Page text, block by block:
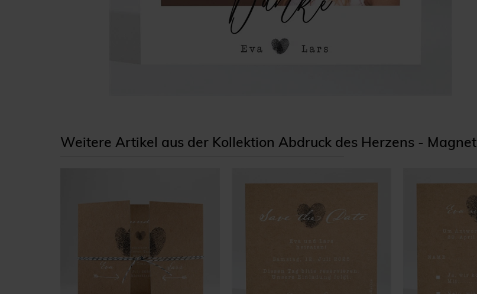
Weitere Artikel aus der Kollektion Abdruck des Herzens - Magnet